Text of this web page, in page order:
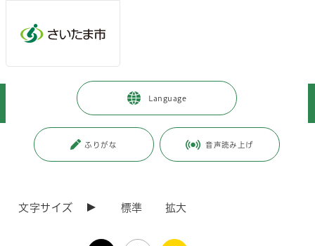
Language
ふりがな 音声読み上げ
文字サイズ 標準 拡大
中央区 区の話題
>
中央区役所敷地内でキッチンカーの移動販売を実施しています。
更新日付：2026年8月3日 / ページ番号：C095745
日・年末年始等を除く）にキッチンカーが出店されます。